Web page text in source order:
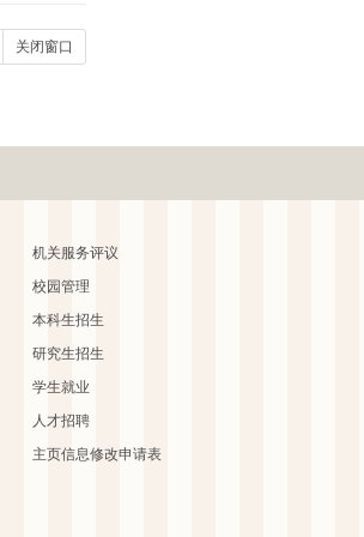
关闭窗口